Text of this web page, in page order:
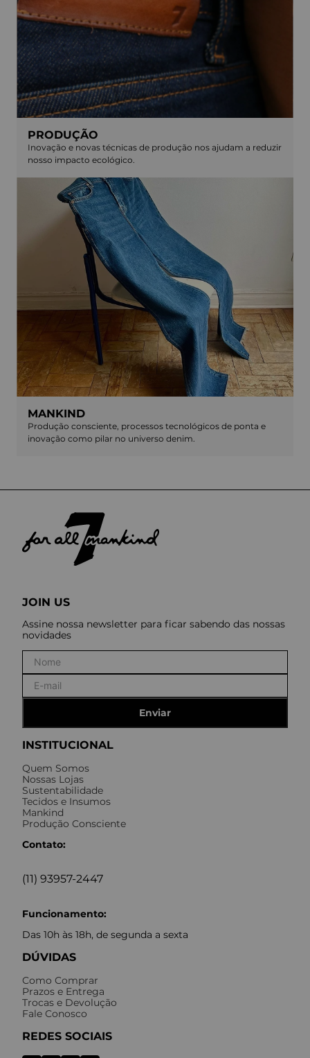
PRODUÇÃO
Inovação e novas técnicas de produção nos ajudam a reduzir
nosso impacto ecológico.
MANKIND
Produção consciente, processos tecnológicos de ponta e
inovação como pilar no universo denim.
INSTITUCIONAL
Quem Somos
Nossas Lojas
Sustentabilidade
Tecidos e Insumos
Mankind
Produção Consciente
Contato:
(11) 93957-2447
Funcionamento:
Das 10h às 18h, de segunda a sexta
DÚVIDAS
Como Comprar
Prazos e Entrega
Trocas e Devolução
Fale Conosco
REDES SOCIAIS
JOIN US
Assine nossa newsletter para ficar sabendo das nossas
novidades
Enviar